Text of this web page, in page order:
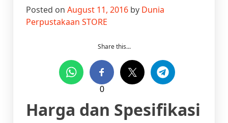
Posted on August 11, 2016 by Dunia
Perpustakaan STORE
Share this...
0
Harga dan Spesifikasi